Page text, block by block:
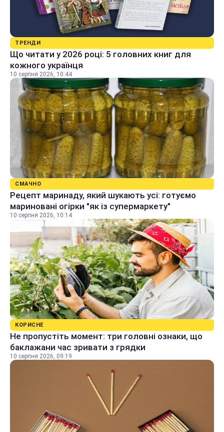
ТРЕНДИ
Що читати у 2026 році: 5 головних книг для
кожного українця
10 серпня 2026, 10:44
СМАЧНО
Рецепт маринаду, який шукають усі: готуємо
мариновані огірки "як із супермаркету"
10 серпня 2026, 10:14
КОРИСНЕ
Не пропустіть момент: три головні ознаки, що
баклажани час зривати з грядки
10 серпня 2026, 09:19